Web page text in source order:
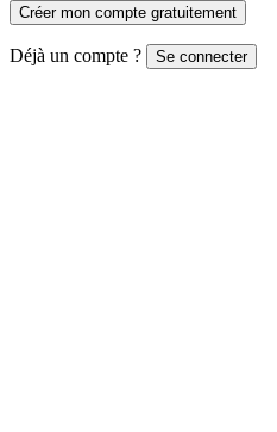
Créer mon compte gratuitement
Déjà un compte ? Se connecter